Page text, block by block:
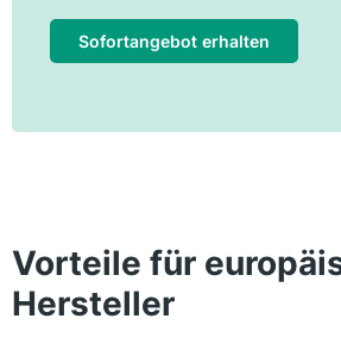
Sofortangebot erhalten
Vorteile für
Hersteller